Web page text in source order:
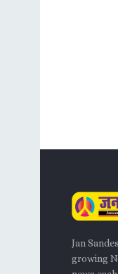
Jan
growing